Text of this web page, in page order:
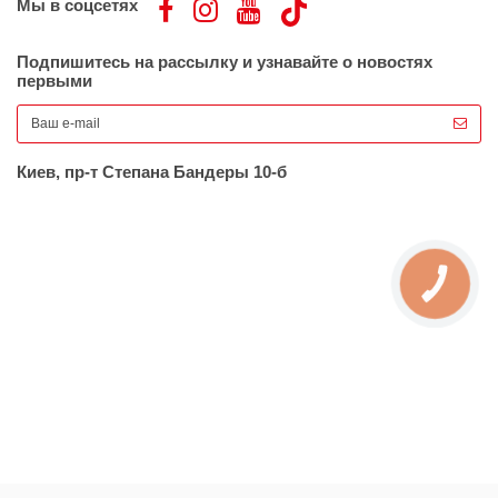
Мы в соцсетях
Подпишитесь на рассылку и узнавайте о новостях
первыми
Киев, пр-т Степана Бандеры 10-б
КНОПКА
ЗВ'ЯЗКУ